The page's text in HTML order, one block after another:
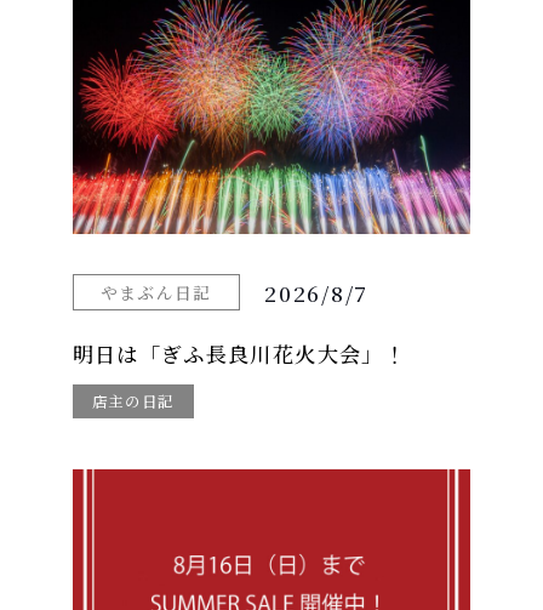
やまぶん日記 2026/8/7
明日は「ぎふ長良川花火大会」！
店主の日記